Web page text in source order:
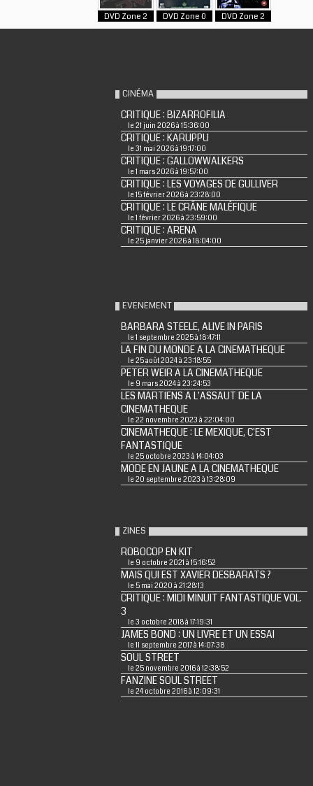
DVD Zone 2 DVD Zone 0 DVD Zone 2
CINÉMA
CRITIQUE : BIZARROFILIA
le 21 juin 2026 à 15:36:00
CRITIQUE : KARUPPU
le 31 mai 2026 à 19:17:00
CRITIQUE : GALLOWWALKERS
le 1 mars 2026 à 19:57:00
CRITIQUE : LES VOYAGES DE GULLIVER
le 15 février 2026 à 23:28:00
CRITIQUE : LE CRÂNE MALÉFIQUE
le 1 février 2026 à 23:59:00
CRITIQUE : ARENA
le 25 janvier 2026 à 18:04:00
EVENEMENT
BARBARA STEELE, ALIVE IN PARIS
le 1 septembre 2025 à 18:47:11
LA FIN DU MONDE A LA CINEMATHEQUE
le 25 août 2024 à 23:18:55
PETER WEIR A LA CINEMATHEQUE
le 9 mars 2024 à 23:24:53
LES MARTIENS A L'ASSAUT DE LA
CINEMATHEQUE
le 22 novembre 2023 à 22:04:00
CINEMATHEQUE : LE MEXIQUE, C'EST
FANTASTIQUE
le 25 octobre 2023 à 14:04:03
MODE EN JAUNE A LA CINEMATHEQUE
le 20 septembre 2023 à 13:28:09
ZINES
ROBOCOP EN KIT
le 9 octobre 2021 à 15:16:52
MAIS QUI EST XAVIER DESBARATS ?
le 5 mai 2020 à 21:28:13
CRITIQUE : MIDI MINUIT FANTASTIQUE VOL.
3
le 3 octobre 2018 à 17:19:31
JAMES BOND : UN LIVRE ET UN ESSAI
le 11 septembre 2017 à 14:07:38
SOUL STREET
le 25 novembre 2016 à 12:38:52
FANZINE SOUL STREET
le 24 octobre 2016 à 12:09:31